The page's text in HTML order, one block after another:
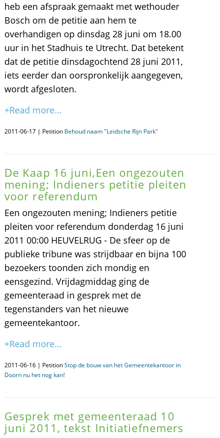
heb een afspraak gemaakt met wethouder
Bosch om de petitie aan hem te
overhandigen op dinsdag 28 juni om 18.00
uur in het Stadhuis te Utrecht. Dat betekent
dat de petitie dinsdagochtend 28 juni 2011,
iets eerder dan oorspronkelijk aangegeven,
wordt afgesloten.
+Read more...
2011-06-17 | Petition Behoud naam "Leidsche Rijn Park"
De Kaap 16 juni,Een ongezouten
mening; Indieners petitie pleiten
voor referendum
Een ongezouten mening; Indieners petitie
pleiten voor referendum donderdag 16 juni
2011 00:00 HEUVELRUG - De sfeer op de
publieke tribune was strijdbaar en bijna 100
bezoekers toonden zich mondig en
eensgezind. Vrijdagmiddag ging de
gemeenteraad in gesprek met de
tegenstanders van het nieuwe
gemeentekantoor.
+Read more...
2011-06-16 | PetitionStop de bouw van het Gemeentekantoor in
Doorn nu het nog kan!
Gesprek met gemeenteraad 10
juni 2011, tekst Initiatiefnemers